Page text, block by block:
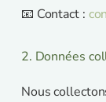
📧 Contact :
2. Données
Nous